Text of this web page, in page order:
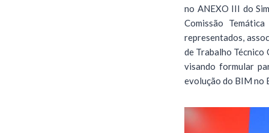
no ANEXO III do
Comissão
representados,
de Trabalho Técnico
visando formular
evolução do BIM no